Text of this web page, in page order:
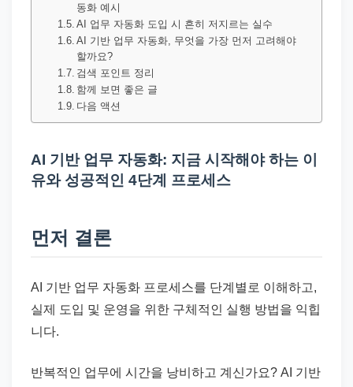
동화 예시
AI 업무 자동화 도입 시 흔히 저지르는 실수
AI 기반 업무 자동화, 무엇을 가장 먼저 고려해야
할까요?
검색 포인트 정리
함께 보면 좋은 글
다음 액션
AI 기반 업무 자동화: 지금 시작해야 하는 이
유와 성공적인 4단계 프로세스
먼저 결론
AI 기반 업무 자동화 프로세스를 단계별로 이해하고,
실제 도입 및 운영을 위한 구체적인 실행 방법을 익힙
니다.
반복적인 업무에 시간을 낭비하고 계신가요? AI 기반